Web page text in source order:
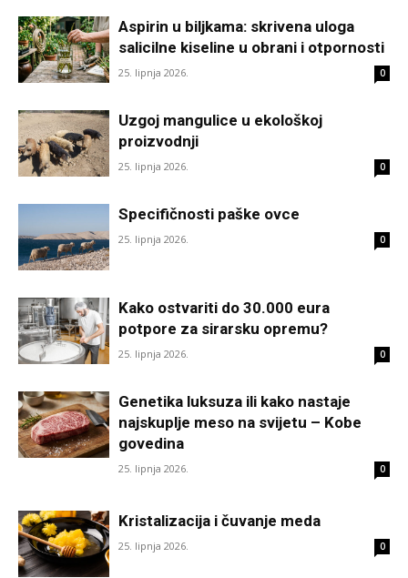
Aspirin u biljkama: skrivena uloga
salicilne kiseline u obrani i otpornosti
25. lipnja 2026. 0
Uzgoj mangulice u ekološkoj
proizvodnji
25. lipnja 2026. 0
Specifičnosti paške ovce
25. lipnja 2026. 0
Kako ostvariti do 30.000 eura
potpore za sirarsku opremu?
25. lipnja 2026. 0
Genetika luksuza ili kako nastaje
najskuplje meso na svijetu – Kobe
govedina
25. lipnja 2026. 0
Kristalizacija i čuvanje meda
25. lipnja 2026. 0